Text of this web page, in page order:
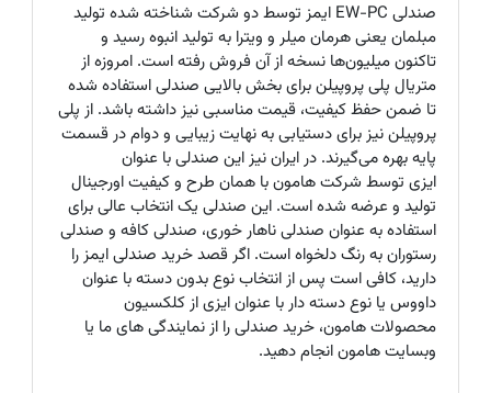
صندلی EW-PC ایمز توسط دو شرکت شناخته شده تولید
مبلمان یعنی هرمان میلر و ویترا به تولید انبوه رسید و
تاکنون میلیون‌ها نسخه از آن فروش رفته است. امروزه از
متریال پلی پروپیلن برای بخش بالایی صندلی استفاده شده
تا ضمن حفظ کیفیت، قیمت مناسبی نیز داشته باشد. از پلی
پروپیلن نیز برای دستیابی به نهایت زیبایی و دوام در قسمت
پایه بهره می‌گیرند. در ایران نیز این صندلی با عنوان
ایزی توسط شرکت هامون با همان طرح و کیفیت اورجینال
تولید و عرضه شده است. این صندلی یک انتخاب عالی برای
استفاده به عنوان صندلی ناهار خوری، صندلی کافه و صندلی
رستوران به رنگ دلخواه است. اگر قصد خرید صندلی ایمز را
دارید، کافی است پس از انتخاب نوع بدون دسته با عنوان
داووس یا نوع دسته دار با عنوان ایزی از کلکسیون
محصولات هامون، خرید صندلی را از نمایندگی های ما یا
وبسایت هامون انجام دهید.